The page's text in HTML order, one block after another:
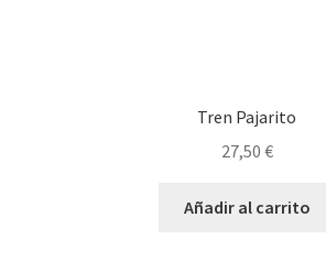
Tren Pajarito
27,50 €
Añadir al carrito